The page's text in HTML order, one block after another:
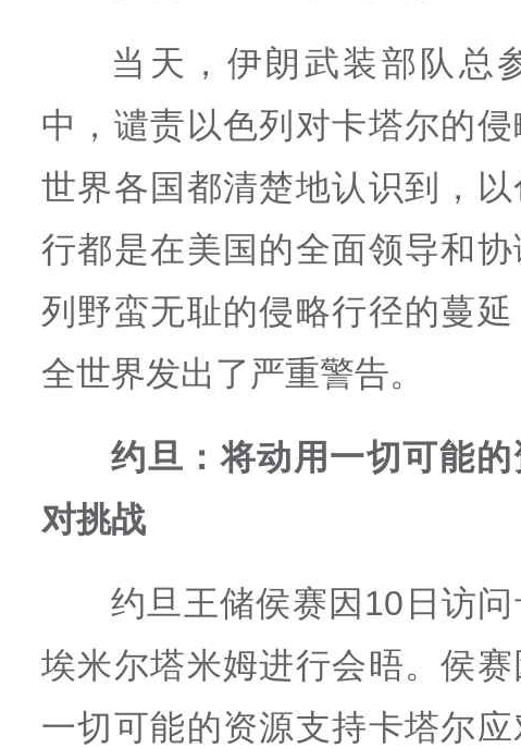
当天，伊朗武装部队总
中，谴责以色列对卡塔尔的侵
世界各国都清楚地认识到，
行都是在美国的全面领导和
列野蛮无耻的侵略行径的蔓
全世界发出了严重警告。
约旦：将动用一切可能
对挑战
约旦王储侯赛因10日访
埃米尔塔米姆进行会晤。侯
一切可能的资源支持卡塔尔